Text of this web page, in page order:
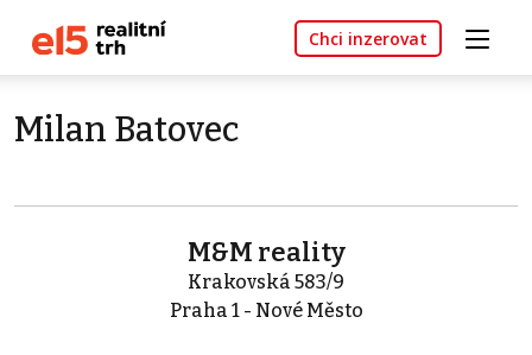
Chci inzerovat
Milan Batovec
M&M reality
Krakovská 583/9
Praha 1 - Nové Město